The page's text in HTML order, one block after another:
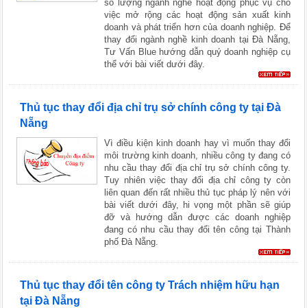
số lượng ngành nghề hoạt động phục vụ cho
việc mở rộng các hoạt động sản xuất kinh
doanh và phát triển hơn của doanh nghiệp. Để
thay đổi ngành nghề kinh doanh tại Đà Nẵng,
Tư Vấn Blue hướng dẫn quý doanh nghiệp cụ
thể với bài viết dưới đây.
Thủ tục thay đổi địa chỉ trụ sở chính công ty tại Đà
Nẵng
Vì điều kiện kinh doanh hay vì muốn thay đổi
môi trường kinh doanh, nhiều công ty đang có
nhu cầu thay đổi địa chỉ trụ sở chính công ty.
Tuy nhiên việc thay đổi địa chỉ công ty còn
liên quan đến rất nhiều thủ tục pháp lý nên với
bài viết dưới đây, hi vọng một phần sẽ giúp
đỡ và hướng dẫn được các doanh nghiệp
đang có nhu cầu thay đổi tên công tại Thành
phố Đà Nẵng.
Thủ tục thay đổi tên công ty Trách nhiệm hữu hạn
tại Đà Nẵng